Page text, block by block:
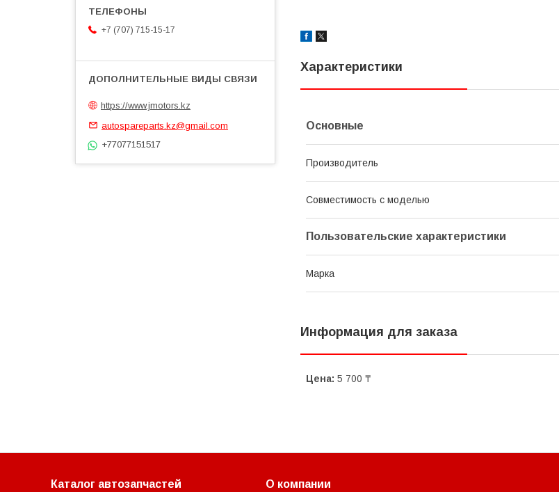
Характеристики
Основные
Производитель
Совместимость с моделью
Пользовательские характеристики
Марка
Информация для заказа
Цена: 5 700 ₸
+7 (707) 715-15-17
https://www.jmotors.kz
autospareparts.kz@gmail.com
+77077151517
Каталог автозапчастей О компании